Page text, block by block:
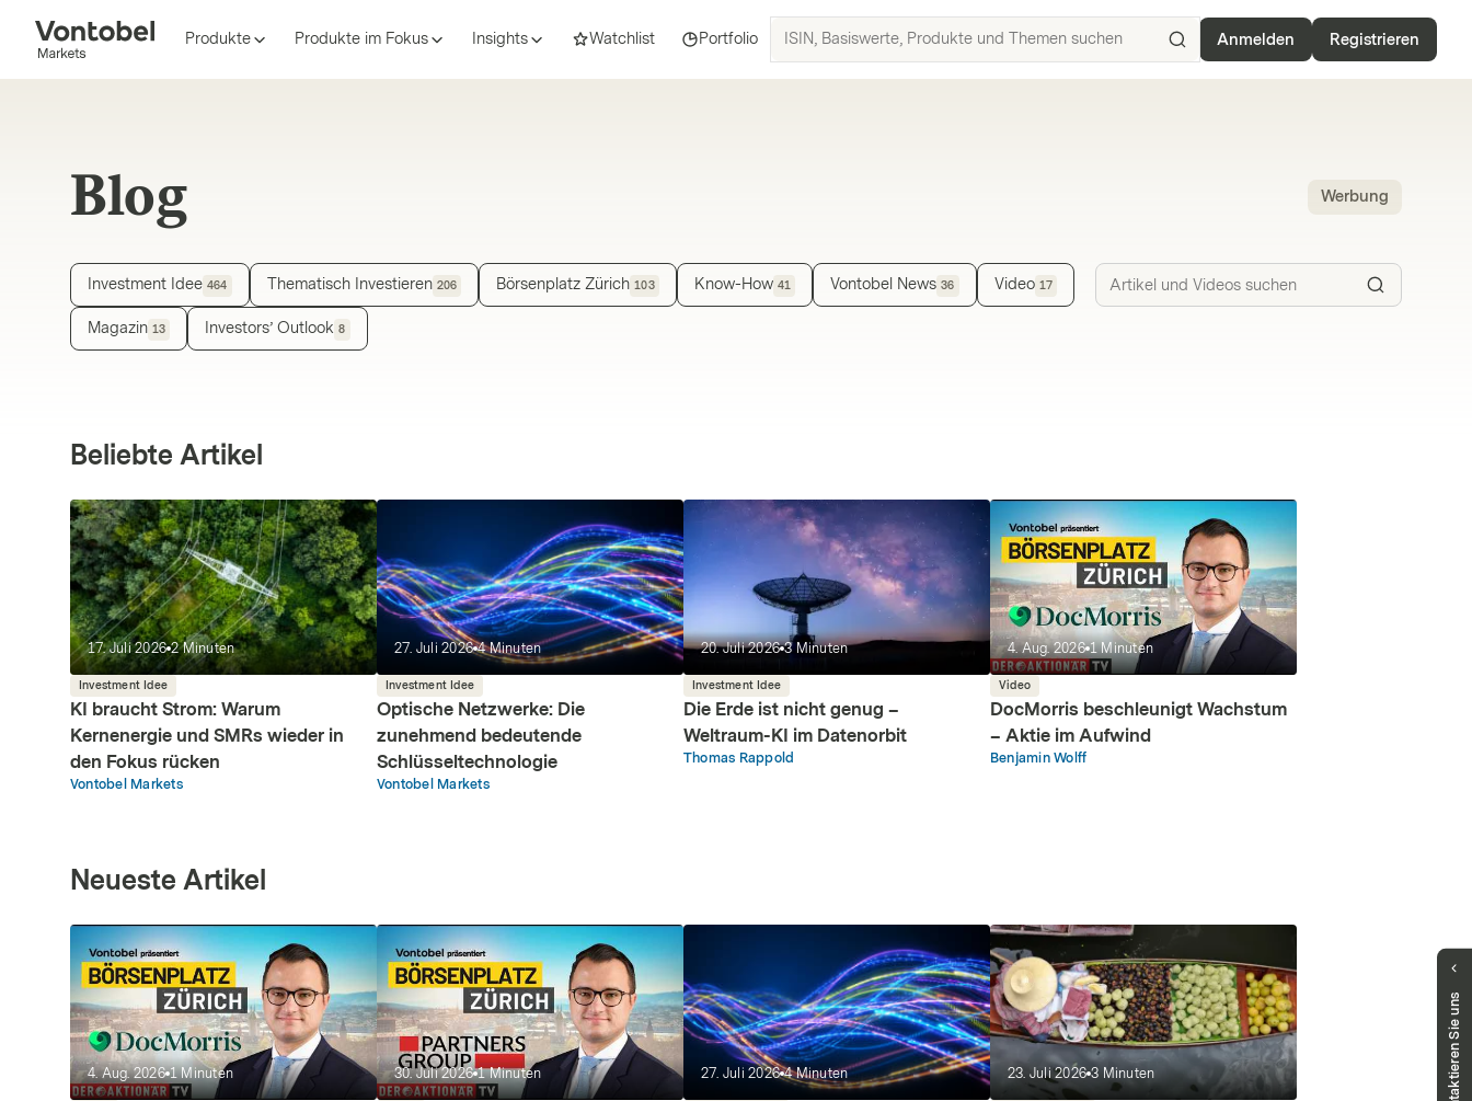
Produkte Produkte im Fokus Insights Watchlist Portfolio
ISIN,
Produkte
ISIN,
Basiswerte,
Anmelden Registrieren
Blog Werbung
Investment Idee 464 Thematisch Investieren 206 Börsenplatz Zürich 103 Know-How 41 Vontobel News 36 Video 17
Magazin 13 Investors’ Outlook 8
Beliebte Artikel
17. Juli 2026 2 Minuten
Investment Idee
KI braucht Strom: Warum
Kernenergie und SMRs wieder in
den Fokus rücken
Vontobel Markets
27. Juli 2026 4 Minuten
Investment Idee
Optische Netzwerke: Die
zunehmend bedeutende
Schlüsseltechnologie
Vontobel Markets
20. Juli 2026 3 Minuten
Investment Idee
Die Erde ist nicht genug –
Weltraum-KI im Datenorbit
Thomas Rappold
4. Aug. 2026 1 Minuten
Video
DocMorris beschleunigt Wachstum
– Aktie im Aufwind
Benjamin Wolff
Neueste Artikel
4. Aug. 2026 1 Minuten 30. Juli 2026 1 Minuten 27. Juli 2026 4 Minuten 23. Juli 2026 3 Minuten Kontaktieren Sie uns
Haben Sie Fragen?
Unser Public Distribution Team hilft Ihnen
gerne weiter.
markets.schweiz@vontobel.com
00800 93 00 93 00